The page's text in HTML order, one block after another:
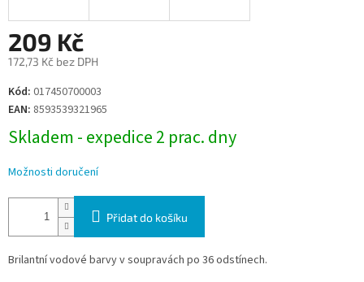
209 Kč
172,73 Kč bez DPH
Měrná
cena:
Kód: 017450700003
EAN: 8593539321965
Skladem - expedice 2 prac. dny
Možnosti doručení
Přidat do košíku
Brilantní vodové barvy v soupravách po 36 odstínech.